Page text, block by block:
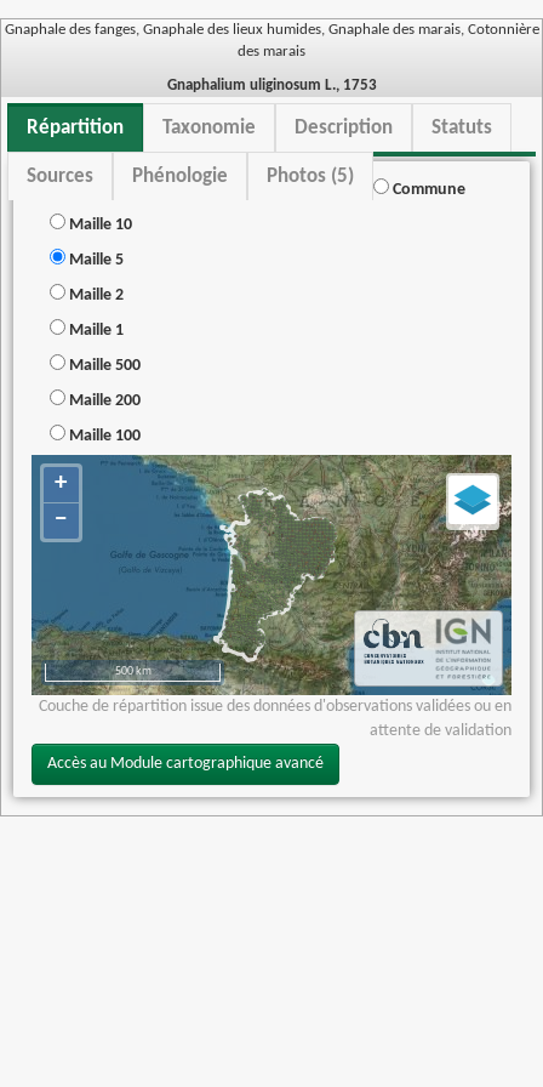
Gnaphale des fanges, Gnaphale des lieux humides, Gnaphale des marais, Cotonnière
des marais
Gnaphalium uliginosum L., 1753
Répartition Taxonomie Description Statuts
Sources Phénologie Photos (5)
Commune
Maille 10
Maille 5
Maille 2
Maille 1
Maille 500
Maille 200
Maille 100
+
−
500 km
Couche de répartition issue des données d'observations validées ou en
attente de validation
Accès au Module cartographique avancé